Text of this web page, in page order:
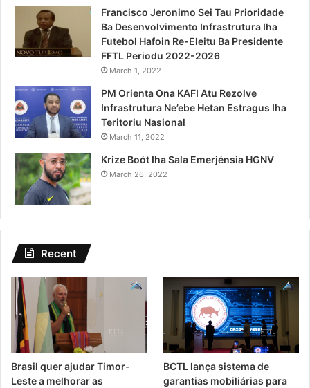
Francisco Jeronimo Sei Tau Prioridade
Ba Desenvolvimento Infrastrutura Iha
Futebol Hafoin Re-Eleitu Ba Presidente
FFTL Periodu 2022-2026
March 1, 2022
PM Orienta Ona KAFI Atu Rezolve
Infrastrutura Ne’ebe Hetan Estragus Iha
Teritoriu Nasional
March 11, 2022
Krize Boót Iha Sala Emerjénsia HGNV
March 26, 2022
Recent
Brasil quer ajudar Timor-
Leste a melhorar as
BCTL lança sistema de
garantias mobiliárias para